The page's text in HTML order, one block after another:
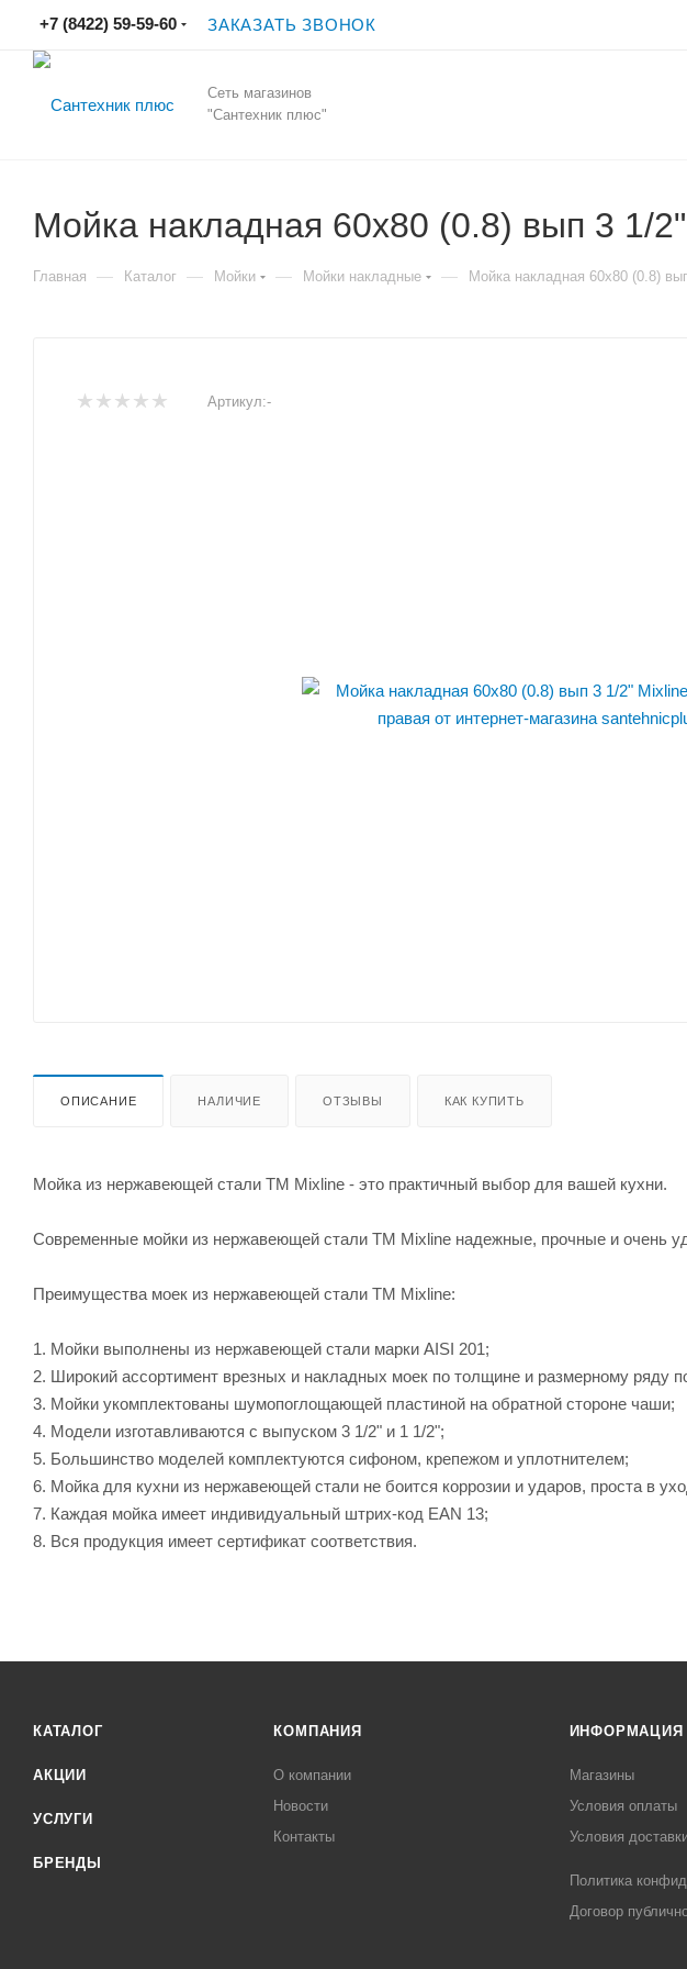
+7 (8422) 59-59-60 ЗАКАЗАТЬ ЗВОНОК
Сеть магазинов
"Сантехник плюс"
Мойка накладная 60х80 (0.8) вып 3 1/
Главная — Каталог — Мойки — Мойки накладные — Мойка накладная 60х80 (0.8)
Артикул:-
ОПИСАНИЕ НАЛИЧИЕ ОТЗЫВЫ КАК КУПИТЬ
Мойка из нержавеющей стали ТМ Mixline - это практичный выбор для вашей кухни.
Современные мойки из нержавеющей стали ТМ Mixline надежные, прочные и очень
Преимущества моек из нержавеющей стали ТМ Mixline:
1. Мойки выполнены из нержавеющей стали марки AISI 201;
2. Широкий ассортимент врезных и накладных моек по толщине и размерному ряду
3. Мойки укомплектованы шумопоглощающей пластиной на обратной стороне чаши;
4. Модели изготавливаются с выпуском 3 1/2" и 1 1/2";
5. Большинство моделей комплектуются сифоном, крепежом и уплотнителем;
6. Мойка для кухни из нержавеющей стали не боится коррозии и ударов, проста в
7. Каждая мойка имеет индивидуальный штрих-код EAN 13;
8. Вся продукция имеет сертификат соответствия.
КАТАЛОГ
АКЦИИ
УСЛУГИ
БРЕНДЫ
КОМПАНИЯ
О компании
Новости
Контакты
ИНФОРМАЦИЯ
Магазины
Условия оплаты
Условия
Политика
Договор